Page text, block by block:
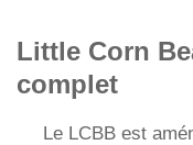
Little Corn
complet
Le LCBB est